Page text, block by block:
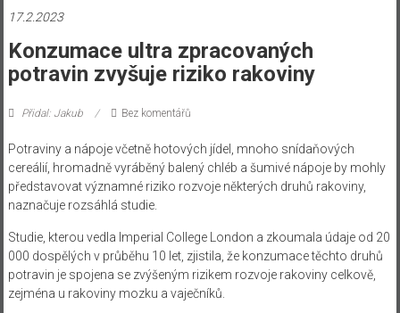
17.2.2023
Konzumace ultra zpracovaných
potravin zvyšuje riziko rakoviny
Přidal: Jakub Bez komentářů
Potraviny a nápoje včetně hotových jídel, mnoho snídaňových
cereálií, hromadně vyráběný balený chléb a šumivé nápoje by mohly
představovat významné riziko rozvoje některých druhů rakoviny,
naznačuje rozsáhlá studie.
Studie, kterou vedla Imperial College London a zkoumala údaje od 20
000 dospělých v průběhu 10 let, zjistila, že konzumace těchto druhů
potravin je spojena se zvýšeným rizikem rozvoje rakoviny celkově,
zejména u rakoviny mozku a vaječníků.